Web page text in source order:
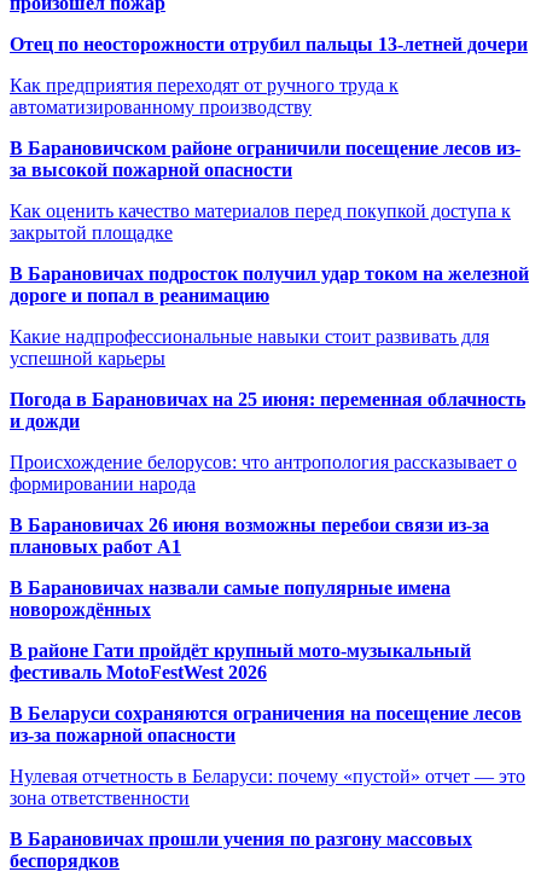
Отец по неосторожности отрубил пальцы 13-летней дочери
Как предприятия переходят от ручного труда к
автоматизированному производству
В Барановичском районе ограничили посещение лесов из-
за высокой пожарной опасности
Как оценить качество материалов перед покупкой доступа к
закрытой площадке
В Барановичах подросток получил удар током на железной
дороге и попал в реанимацию
Какие надпрофессиональные навыки стоит развивать для
успешной карьеры
Погода в Барановичах на 25 июня: переменная облачность
и дожди
Происхождение белорусов: что антропология рассказывает о
формировании народа
В Барановичах 26 июня возможны перебои связи из-за
плановых работ A1
В Барановичах назвали самые популярные имена
новорождённых
В районе Гати пройдёт крупный мото-музыкальный
фестиваль MotoFestWest 2026
В Беларуси сохраняются ограничения на посещение лесов
из-за пожарной опасности
Нулевая отчетность в Беларуси: почему «пустой» отчет — это
зона ответственности
В Барановичах прошли учения по разгону массовых
беспорядков